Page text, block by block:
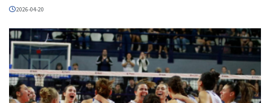
2026-04-20